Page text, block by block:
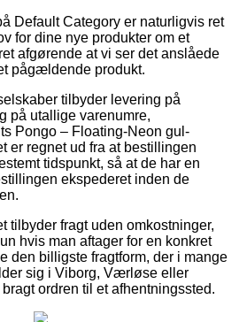
Default Category er naturligvis ret
for dine nye produkter om et
afgørende at vi ser det anslåede
pågældende produkt.
tilbyder levering på
på utallige varenumre,
Pongo – Floating-Neon gul-
er regnet ud fra at bestillingen
tidspunkt, så at de har en
ekspederet inden de
tilbyder fragt uden omkostninger,
hvis man aftager for en konkret
den billigste fragtform, der i mange
sig i Viborg, Værløse eller
ordren til et afhentningssted.